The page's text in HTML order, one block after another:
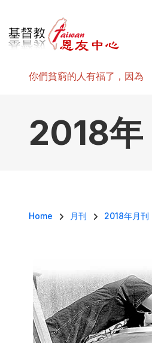
你們貧窮的人有福了，因
2018年
導航連結
Home 月刊 2018年月刊